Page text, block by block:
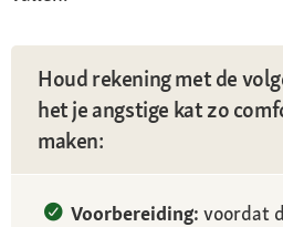
Houd rekening met de
het je angstige kat zo
maken:
Voorbereiding: voordat